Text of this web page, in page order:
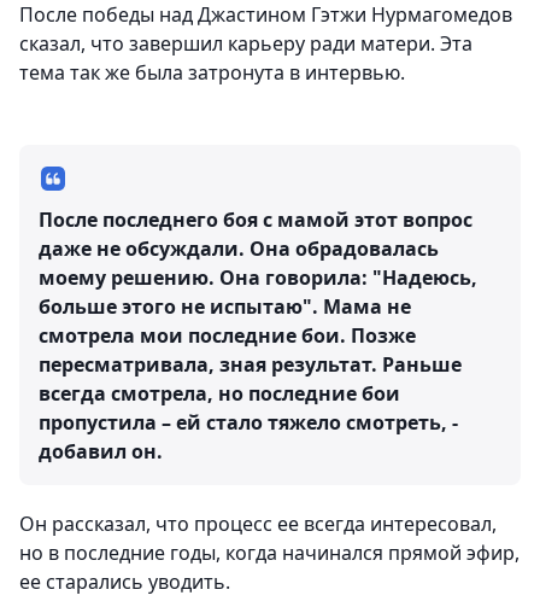
После победы над Джастином Гэтжи Нурмагомедов
сказал, что завершил карьеру ради матери. Эта
тема так же была затронута в интервью.
После последнего боя с мамой этот вопрос
даже не обсуждали. Она обрадовалась
моему решению. Она говорила: "Надеюсь,
больше этого не испытаю". Мама не
смотрела мои последние бои. Позже
пересматривала, зная результат. Раньше
всегда смотрела, но последние бои
пропустила – ей стало тяжело смотреть, -
добавил он.
Он рассказал, что процесс ее всегда интересовал,
но в последние годы, когда начинался прямой эфир,
ее старались уводить.